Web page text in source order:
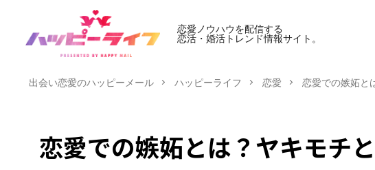
恋愛ノウハウを配信する
恋活・婚活トレンド情報サイト。
出会い恋愛のハッピーメール ハッピーライフ 恋愛 恋愛での嫉妬と
恋愛での嫉妬とは？ヤキモチ